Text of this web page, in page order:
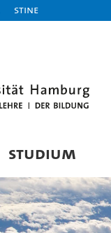
STiNE
STUDIUM